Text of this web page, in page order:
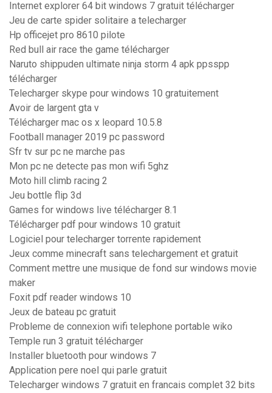
Internet explorer 64 bit windows 7 gratuit télécharger
Jeu de carte spider solitaire a telecharger
Hp officejet pro 8610 pilote
Red bull air race the game télécharger
Naruto shippuden ultimate ninja storm 4 apk ppsspp
télécharger
Telecharger skype pour windows 10 gratuitement
Avoir de largent gta v
Télécharger mac os x leopard 10.5.8
Football manager 2019 pc password
Sfr tv sur pc ne marche pas
Mon pc ne detecte pas mon wifi 5ghz
Moto hill climb racing 2
Jeu bottle flip 3d
Games for windows live télécharger 8.1
Télécharger pdf pour windows 10 gratuit
Logiciel pour telecharger torrente rapidement
Jeux comme minecraft sans telechargement et gratuit
Comment mettre une musique de fond sur windows movie
maker
Foxit pdf reader windows 10
Jeux de bateau pc gratuit
Probleme de connexion wifi telephone portable wiko
Temple run 3 gratuit télécharger
Installer bluetooth pour windows 7
Application pere noel qui parle gratuit
Telecharger windows 7 gratuit en francais complet 32 bits